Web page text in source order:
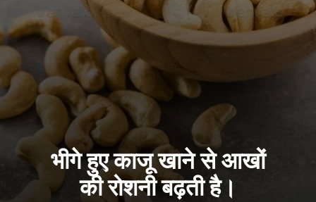
भीगे हुए काजू खाने से आखों
की रोशनी बढ़ती है।